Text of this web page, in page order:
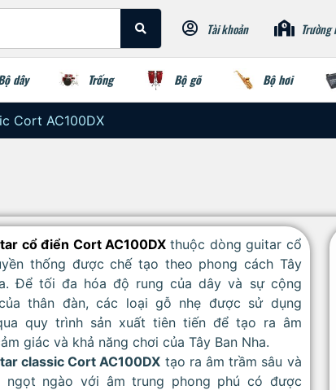
Tài khoản Trường
dây Trống Bộ gõ Bộ hơi
Cort AC100DX
cổ điển Cort AC100DX thuộc dòng guitar cổ
thống được chế tạo theo phong cách Tây
Để tối đa hóa độ rung của dây và sự cộng
thân đàn, các loại gỗ nhẹ được sử dụng
quy trình sản xuất tiên tiến để tạo ra âm
giác và khả năng chơi của Tây Ban Nha.
classic Cort AC100DX tạo ra âm trầm sâu và
ngọt ngào với âm trung phong phú có được